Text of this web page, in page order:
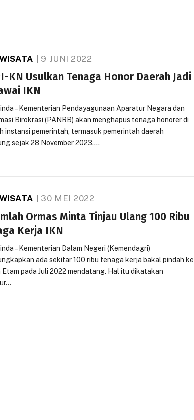
9 JUNI 2022
KN Usulkan Tenaga Honor Daerah Jadi
IKN
– Kementerian Pendayagunaan Aparatur Negara dan
Birokrasi (PANRB) akan menghapus tenaga honorer di
instansi pemerintah, termasuk pemerintah daerah
sejak 28 November 2023.…
30 MEI 2022
Ormas Minta Tinjau Ulang 100 Ribu
Kerja IKN
– Kementerian Dalam Negeri (Kemendagri)
ada sekitar 100 ribu tenaga kerja bakal pindah ke
Etam pada Juli 2022 mendatang. Hal itu dikatakan